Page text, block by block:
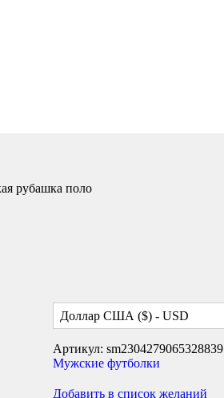
рубашка поло
Доллар США ($) - USD
Артикул: sm2304279065328839
Мужские футболки
Добавить в список желаний